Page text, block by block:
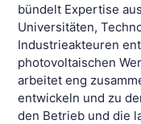
bündelt Expertise
Universitäten,
Industrieakteuren
photovoltaischen
arbeitet eng
entwickeln und zu
den Betrieb und die